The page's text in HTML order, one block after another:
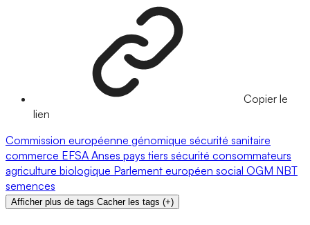
Copier le
lien
Commission européenne génomique sécurité sanitaire
commerce EFSA Anses pays tiers sécurité consommateurs
agriculture biologique Parlement européen social OGM NBT
semences
Afficher plus de tags Cacher les tags (+)